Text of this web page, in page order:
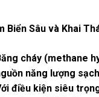
Biển Sâu và Khai
cháy (methane
năng lượng
điều kiện siêu